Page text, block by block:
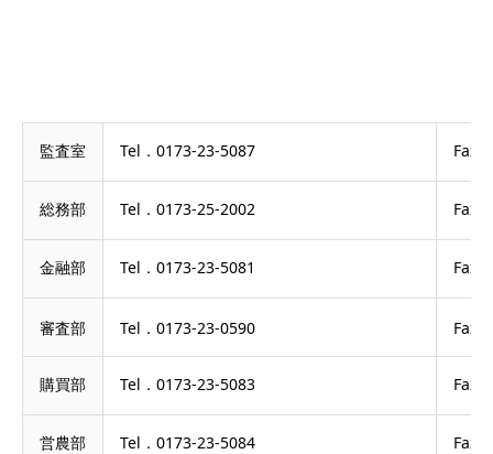
監査室 Tel．0173-23-5087 Fax
総務部 Tel．0173-25-2002 Fax
金融部 Tel．0173-23-5081 Fax
審査部 Tel．0173-23-0590 Fax
購買部 Tel．0173-23-5083 Fax
営農部 Tel．0173-23-5084 Fax